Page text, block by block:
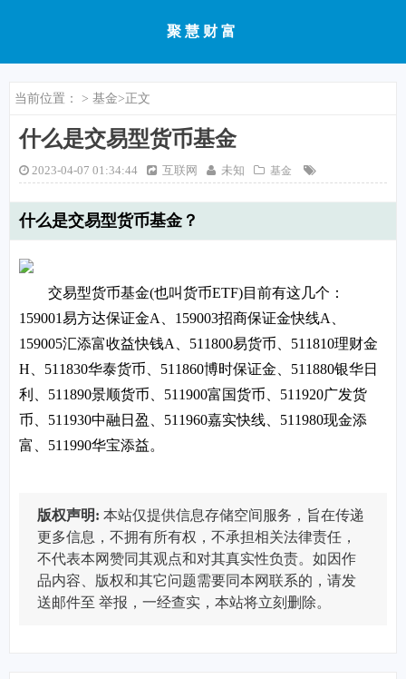
聚慧财富
当前位置： > 基金>正文
什么是交易型货币基金
2023-04-07 01:34:44 互联网 未知 基金
什么是交易型货币基金？
交易型货币基金(也叫货币ETF)目前有这几个：
159001易方达保证金A、159003招商保证金快线A、
159005汇添富收益快钱A、511800易货币、511810理财金
H、511830华泰货币、511860博时保证金、511880银华日
利、511890景顺货币、511900富国货币、511920广发货
币、511930中融日盈、511960嘉实快线、511980现金添
富、511990华宝添益。
版权声明: 本站仅提供信息存储空间服务，旨在传递
更多信息，不拥有所有权，不承担相关法律责任，
不代表本网赞同其观点和对其真实性负责。如因作
品内容、版权和其它问题需要同本网联系的，请发
送邮件至 举报，一经查实，本站将立刻删除。